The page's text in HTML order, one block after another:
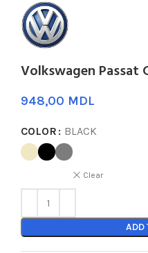
Volkswagen Passat
MDL
COLOR BLACK
Clear
ADD